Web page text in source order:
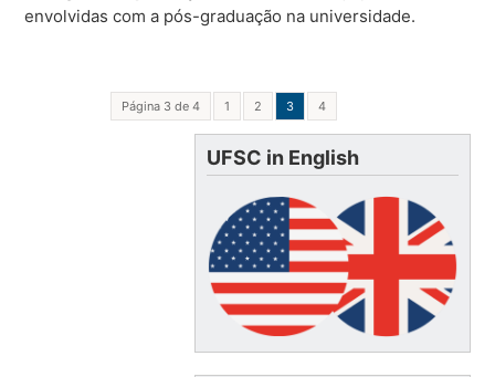
envolvidas com a pós-graduação na universidade.
Página 3 de 4 1 2 3 4
UFSC in English